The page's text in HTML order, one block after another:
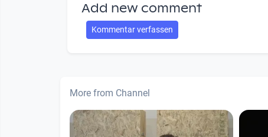
Add new comment
Kommentar verfassen
More from Channel